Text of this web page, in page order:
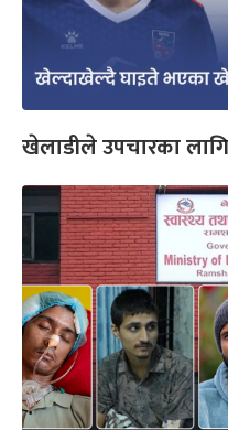
खेलाडीले उपचारका